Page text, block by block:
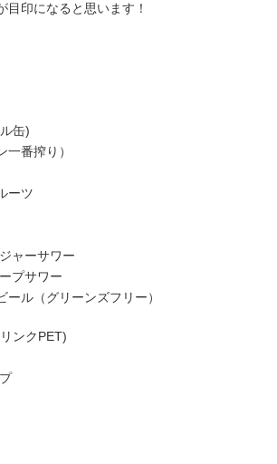
目印になると思います！
缶)
一番搾り）
ーツ
ャーサワー
プサワー
ール（グリーンズフリー）
ンクPET)